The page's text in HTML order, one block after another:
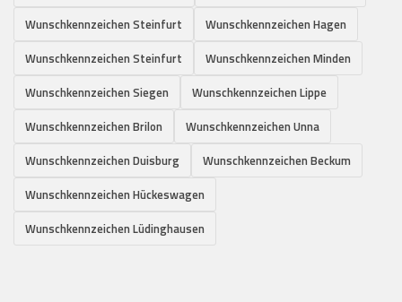
Wunschkennzeichen Steinfurt
Wunschkennzeichen Hagen
Wunschkennzeichen Steinfurt
Wunschkennzeichen Minden
Wunschkennzeichen Siegen
Wunschkennzeichen Lippe
Wunschkennzeichen Brilon
Wunschkennzeichen Unna
Wunschkennzeichen Duisburg
Wunschkennzeichen Beckum
Wunschkennzeichen Hückeswagen
Wunschkennzeichen Lüdinghausen